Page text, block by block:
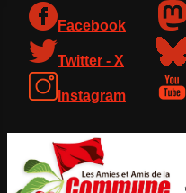
Facebook
Twitter - X
Instagram